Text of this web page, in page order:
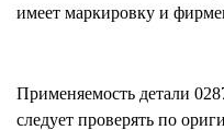
имеет маркировку и
Применяемость детали
следует проверять по